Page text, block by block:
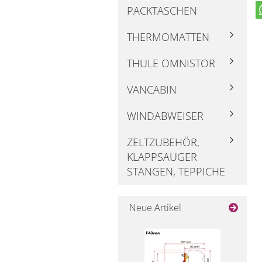
PACKTASCHEN
THERMOMATTEN
THULE OMNISTOR
VANCABIN
WINDABWEISER
ZELTZUBEHÖR,
KLAPPSAUGER
STANGEN, TEPPICHE
Neue Artikel